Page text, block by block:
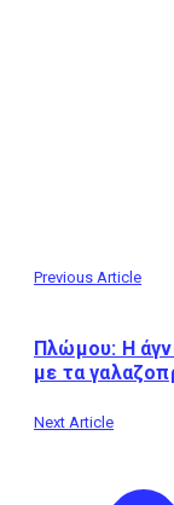
Previous Article
Πλώμου: Η
με τα
Next Article